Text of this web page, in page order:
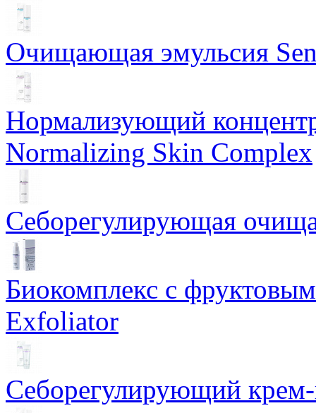
Очищающая эмульсия
Нормализующий
Normalizing Skin Complex
Себорегулирующая
Биокомплекс с
Exfoliator
Себорегулирующий